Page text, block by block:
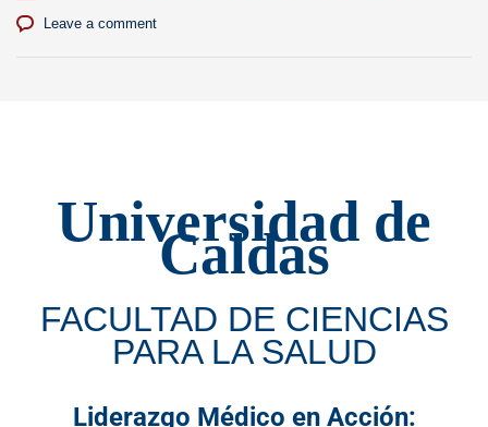
Leave a comment
Universidad de
Caldas
FACULTAD DE CIENCIAS
PARA LA SALUD
Liderazgo Médico en Acción: